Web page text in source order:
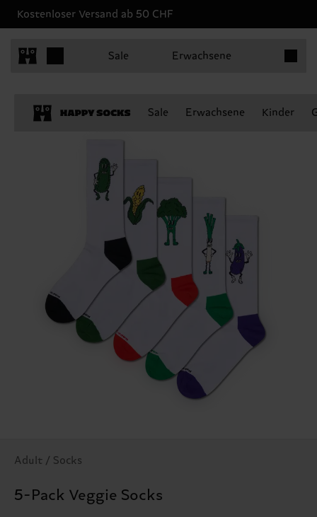
Kostenloser Versand ab 50 CHF
Sale Erwachsene
Sale Erwachsene Kinder
Adult / Socks
5-Pack Veggie Socks